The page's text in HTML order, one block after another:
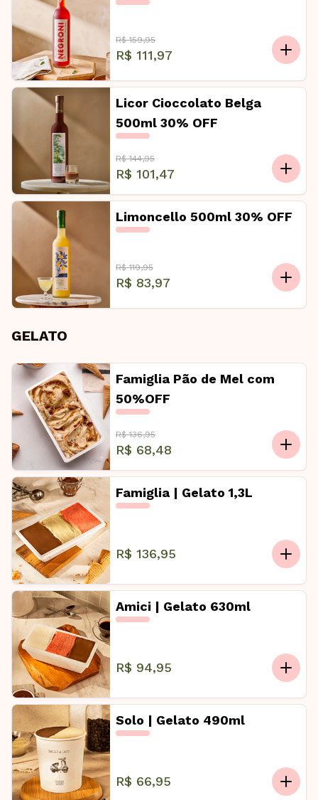
R$ 159,95
R$ 111,97
Licor Cioccolato Belga
500ml 30% OFF
R$ 144,95
R$ 101,47
Limoncello 500ml 30% OFF
R$ 119,95
R$ 83,97
GELATO
Famiglia Pão de Mel com
50%OFF
R$ 136,95
R$ 68,48
Famiglia | Gelato 1,3L
R$ 136,95
Amici | Gelato 630ml
R$ 94,95
Solo | Gelato 490ml
R$ 66,95